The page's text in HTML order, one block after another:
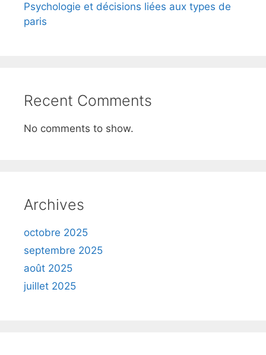
Psychologie et décisions liées aux types de
paris
Recent Comments
No comments to show.
Archives
octobre 2025
septembre 2025
août 2025
juillet 2025